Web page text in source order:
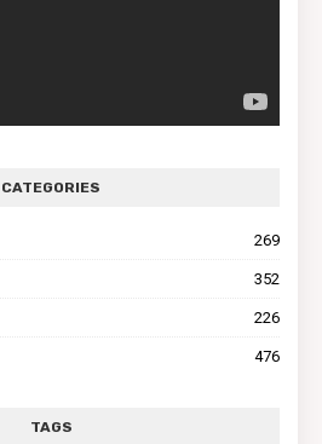
CATEGORIES
269
352
226
476
TAGS